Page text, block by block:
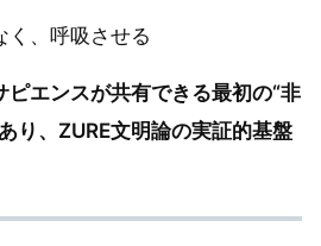
く、呼吸させる
ピエンスが共有できる最初の“非
り、ZURE文明論の実証的基盤